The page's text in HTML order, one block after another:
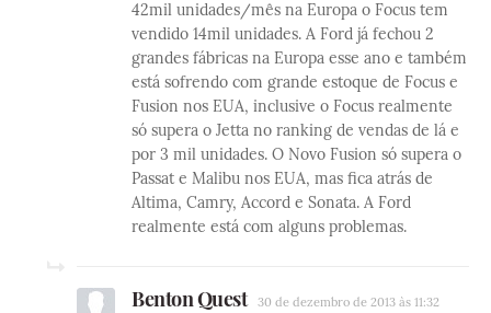
42mil unidades/mês na Europa o Focus tem
vendido 14mil unidades. A Ford já fechou 2
grandes fábricas na Europa esse ano e também
está sofrendo com grande estoque de Focus e
Fusion nos EUA, inclusive o Focus realmente
só supera o Jetta no ranking de vendas de lá e
por 3 mil unidades. O Novo Fusion só supera o
Passat e Malibu nos EUA, mas fica atrás de
Altima, Camry, Accord e Sonata. A Ford
realmente está com alguns problemas.
Benton Quest 30 de dezembro de 2013 às 11:32